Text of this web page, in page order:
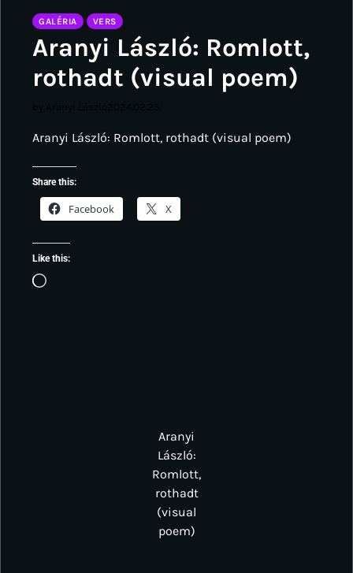
GALÉRIA VERS
Aranyi László: Romlott,
rothadt (visual poem)
Aranyi László: Romlott, rothadt (visual poem)
Share this:
Facebook X
Like this:
Loading…
Aranyi
László:
Romlott,
rothadt
(visual
poem)